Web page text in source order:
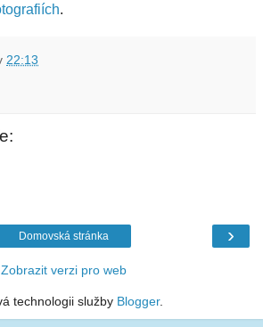
.
22:13
›
Domovská stránka
Zobrazit verzi pro web
technologii služby Blogger.